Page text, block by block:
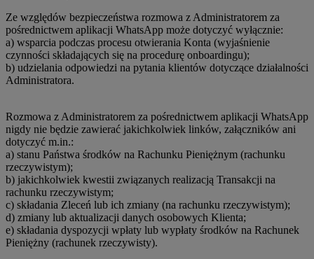
Ze względów bezpieczeństwa rozmowa z Administratorem za
pośrednictwem aplikacji WhatsApp może dotyczyć wyłącznie:
a) wsparcia podczas procesu otwierania Konta (wyjaśnienie
czynności składających się na procedurę onboardingu);
b) udzielania odpowiedzi na pytania klientów dotyczące działalności
Administratora.
Rozmowa z Administratorem za pośrednictwem aplikacji WhatsApp
nigdy nie będzie zawierać jakichkolwiek linków, załączników ani
dotyczyć m.in.:
a) stanu Państwa środków na Rachunku Pieniężnym (rachunku
rzeczywistym);
b) jakichkolwiek kwestii związanych realizacją Transakcji na
rachunku rzeczywistym;
c) składania Zleceń lub ich zmiany (na rachunku rzeczywistym);
d) zmiany lub aktualizacji danych osobowych Klienta;
e) składania dyspozycji wpłaty lub wypłaty środków na Rachunek
Pieniężny (rachunek rzeczywisty).